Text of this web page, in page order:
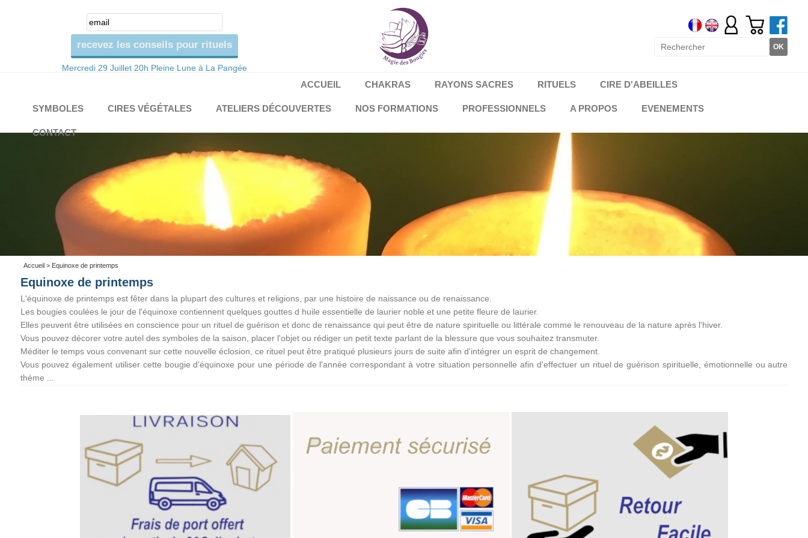
Mercredi 29 Juillet 20h Pleine Lune à La Pangée
ACCUEIL CHAKRAS RAYONS SACRES RITUELS CIRE D'ABEILLES
SYMBOLES CIRES VÉGÉTALES ATELIERS DÉCOUVERTES NOS FORMATIONS PROFESSIONNELS A PROPOS EVENEMENTS
CONTACT
Accueil> Equinoxe de printemps
Equinoxe de printemps
L'équinoxe de printemps est fêter dans la plupart des cultures et religions, par une histoire de naissance ou de renaissance.
Les bougies coulées le jour de l'équinoxe contiennent quelques gouttes d huile essentielle de laurier noble et une petite fleure de laurier.
Elles peuvent être utilisées en conscience pour un rituel de guérison et donc de renaissance qui peut être de nature spirituelle ou littérale comme le renouveau de la nature après l'hiver.
Vous pouvez décorer votre autel des symboles de la saison, placer l'objet ou rédiger un petit texte parlant de la blessure que vous souhaitez transmuter.
Méditer le temps vous convenant sur cette nouvelle éclosion, ce rituel peut être pratiqué plusieurs jours de suite afin d'intégrer un esprit de changement.
Vous pouvez également utiliser cette bougie d'équinoxe pour une période de l'année correspondant à votre situation personnelle afin d'effectuer un rituel de guérison spirituelle, émotionnelle ou autre
thème ...